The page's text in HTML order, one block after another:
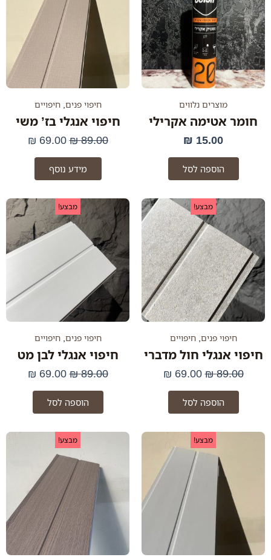
מוצרים נלווים
חומר אטימה אקרילי
15.00
₪
הוספה לסל
חיפוי פנים,חיפויים
חיפוי אנגלי בז’ משי
89.00
₪
היה:
89.00 ₪.
69.00
₪
מידע נוסף
מבצע!
חיפוי פנים,חיפויים
חיפוי אנגלי חול מדברי
89.00
₪
המחיר
המקורי
היה:
89.00 ₪.
69.00
₪
המחיר
הנוכחי
הוא:
69.00 ₪.
הוספה לסל
מבצע!
חיפוי פנים,חיפויים
חיפוי אנגלי לבן מט
89.00
₪
המחיר
המקורי
89.00 ₪.
69.00
₪
הוא:
69.00 ₪.
הוספה לסל
מבצע!המחיר
המקורי
היה:
89.00 ₪.
המחיר
הוא:
69.00 ₪.
מבצע!המחיר
המקורי
היה:
79.00 ₪.
69.00 ₪.